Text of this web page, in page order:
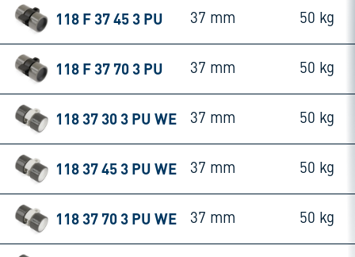
118 F 37 45 3 PU 37 mm 50 kg
118 F 37 70 3 PU 37 mm 50 kg
118 37 30 3 PU WE 37 mm 50 kg
118 37 45 3 PU WE 37 mm 50 kg
118 37 70 3 PU WE 37 mm 50 kg